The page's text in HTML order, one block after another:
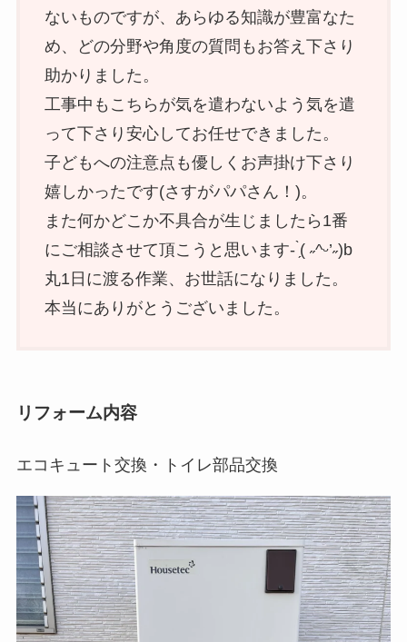
ないものですが、あらゆる知識が豊富なた
め、どの分野や角度の質問もお答え下さり
助かりました。
工事中もこちらが気を遣わないよう気を遣
って下さり安心してお任せできました。
子どもへの注意点も優しくお声掛け下さり
嬉しかったです(さすがパパさん！)。
また何かどこか不具合が生じましたら1番
にご相談させて頂こうと思います- ̗̀( ˶^ᵕ’˶)b
丸1日に渡る作業、お世話になりました。
本当にありがとうございました。
リフォーム内容
エコキュート交換・トイレ部品交換